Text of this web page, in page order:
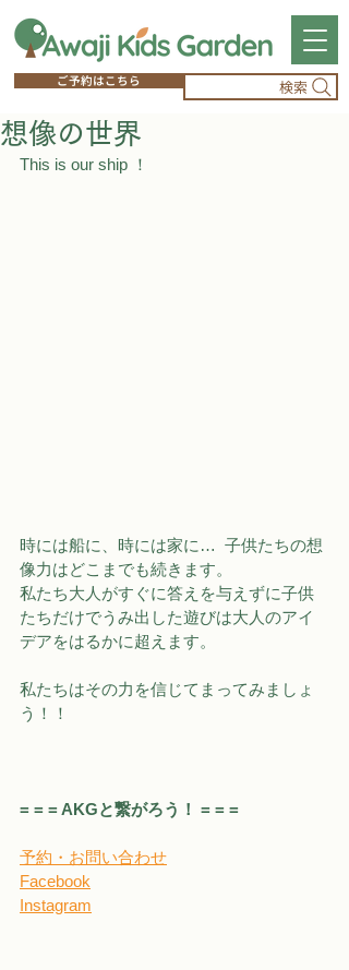
ご予約はこちら 検索
想像の世界
This is our ship ！
時には船に、時には家に…  子供たちの想
像力はどこまでも続きます。
私たち大人がすぐに答えを与えずに子供
たちだけでうみ出した遊びは大人のアイ
デアをはるかに超えます。
私たちはその力を信じてまってみましょ
う！！
= = = AKGと繋がろう！ = = =
予約・お問い合わせ
Facebook
Instagram